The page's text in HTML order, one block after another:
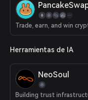
Herramientas de IA
NeoSoul
Building trust